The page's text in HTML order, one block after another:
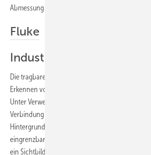
Abmessung von 91,5 x 42 x 20 mm und wiegt 60 g.
Fluke
Industrie-Schallkamera
Die tragbare Industrie-Schallkamera ii900 von
Erkennen von Druckluft-, Dampf-, Gas- und
Unter Verwendung einer Anordnung von
Verbindung mit der Sound-Sight-Technologie
Hintergrundgeräusche heraus. So sollen
eingrenzbar gemacht werden. Auf dem 17,8-cm-
ein Sichtbild mit einem Schallbild überlagert, um